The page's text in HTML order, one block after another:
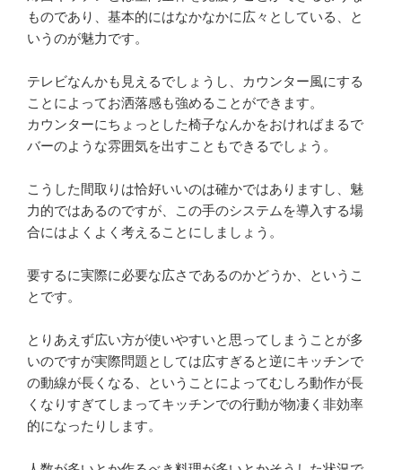
ものであり、基本的にはなかなかに広々としている、と
いうのが魅力です。
テレビなんかも見えるでしょうし、カウンター風にする
ことによってお洒落感も強めることができます。
カウンターにちょっとした椅子なんかをおければまるで
バーのような雰囲気を出すこともできるでしょう。
こうした間取りは恰好いいのは確かではありますし、魅
力的ではあるのですが、この手のシステムを導入する場
合にはよくよく考えることにしましょう。
要するに実際に必要な広さであるのかどうか、というこ
とです。
とりあえず広い方が使いやすいと思ってしまうことが多
いのですが実際問題としては広すぎると逆にキッチンで
の動線が長くなる、ということによってむしろ動作が長
くなりすぎてしまってキッチンでの行動が物凄く非効率
的になったりします。